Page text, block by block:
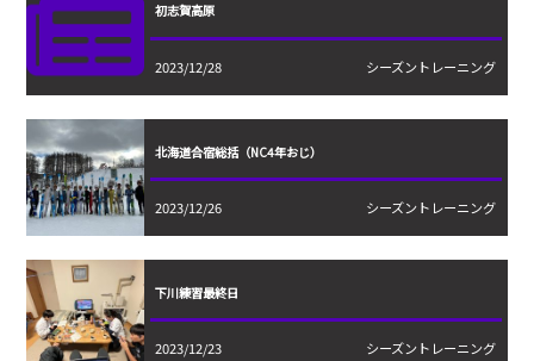
初志賀高原
2023/12/28 シーズントレーニング
北海道合宿総括（NC4年おじ）
2023/12/26 シーズントレーニング
下川練習最終日
2023/12/23 シーズントレーニング